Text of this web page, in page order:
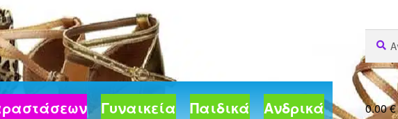
για:
Γυναικεία Παιδικά
Ανδρικά
0.00€